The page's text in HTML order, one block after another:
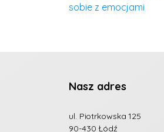
sobie z emocjami
Nasz adres
ul. Piotrkowska 125
90-430 Łódź